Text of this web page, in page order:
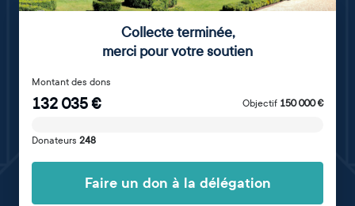
Collecte terminée,
merci pour votre soutien
Montant des dons
132 035€ Objectif 150 000€
Donateurs 248
Faire un don à la délégation